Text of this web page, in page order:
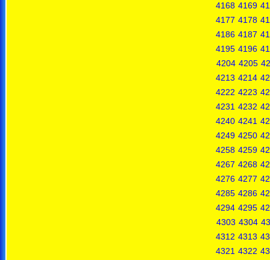
4168 4169
4177 4178
4186 4187
4195 4196
4204 4205
4213 4214
4222 4223
4231 4232
4240 4241
4249 4250
4258 4259
4267 4268
4276 4277
4285 4286
4294 4295
4303 4304
4312 4313
4321 4322